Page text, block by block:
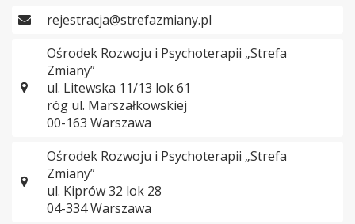
rejestracja@strefazmiany.pl
Ośrodek Rozwoju i Psychoterapii „Strefa
Zmiany”
ul. Litewska 11/13 lok 61
róg ul. Marszałkowskiej
00-163 Warszawa
Ośrodek Rozwoju i Psychoterapii „Strefa
Zmiany”
ul. Kiprów 32 lok 28
04-334 Warszawa